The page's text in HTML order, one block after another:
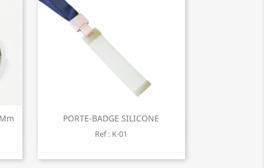
PORTE-BADGE SILICONE
Ref : K-01
Aperçu rapide